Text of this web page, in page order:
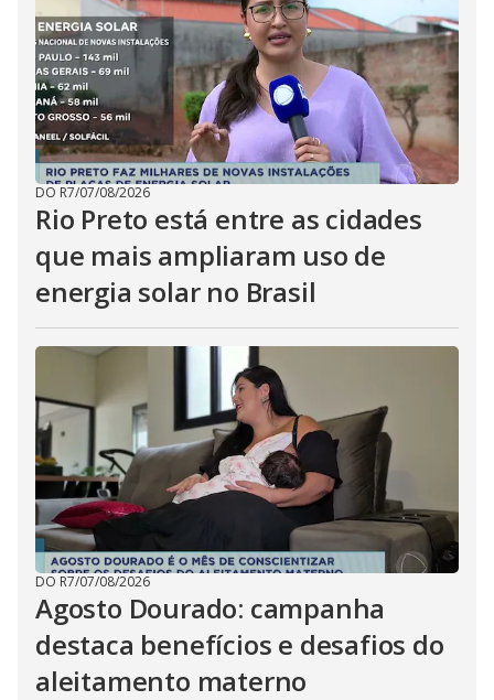
DO R7/07/08/2026
Rio Preto está entre as cidades
que mais ampliaram uso de
energia solar no Brasil
DO R7/07/08/2026
Agosto Dourado: campanha
destaca benefícios e desafios do
aleitamento materno